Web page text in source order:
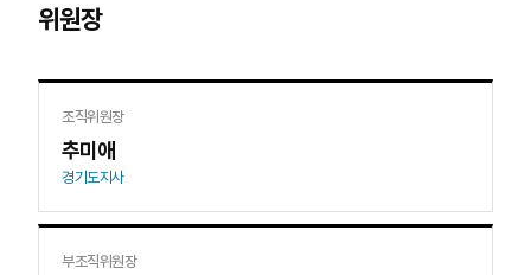
위원장
조직위원장
추미애
경기도지사
부조직위원장